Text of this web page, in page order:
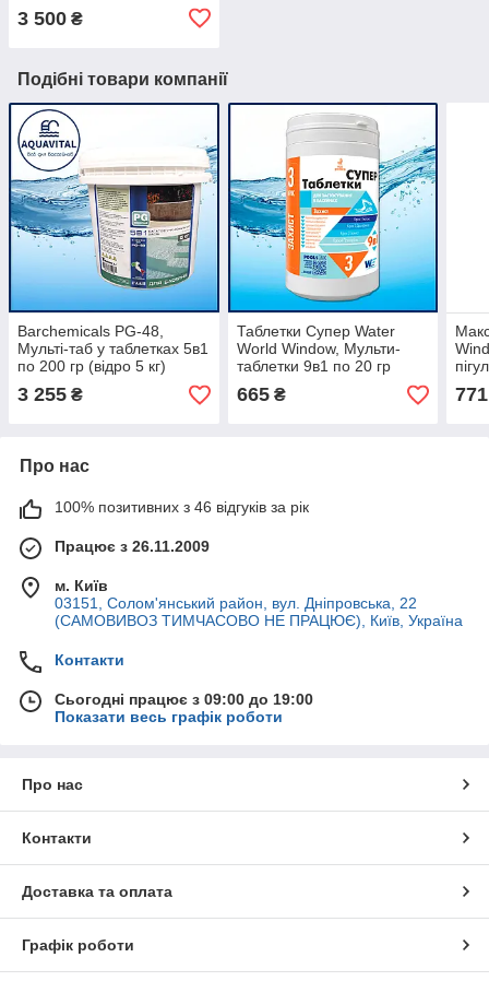
3 500 ₴
Подібні товари компанії
Barchemicals PG-48,
Мульті-таб у таблетках 5в1
по 200 гр (відро 5 кг)
3 255 ₴
Таблетки Супер Water
World Window, Мульти-
таблетки 9в1 по 20 гр
(банка 0.9 кг)
665₴
1.2
771
Про нас
100% позитивних з 46 відгуків за рік
Працює з 26.11.2009
м. Київ
03151, Солом'янський район, вул. Дніпровська, 22
(САМОВИВОЗ ТИМЧАСОВО НЕ ПРАЦЮЄ), Київ, Україна
Контакти
Сьогодні працює з 09:00 до 19:00
Показати весь графік роботи
Про нас
Контакти
Доставка та оплата
Графік роботи